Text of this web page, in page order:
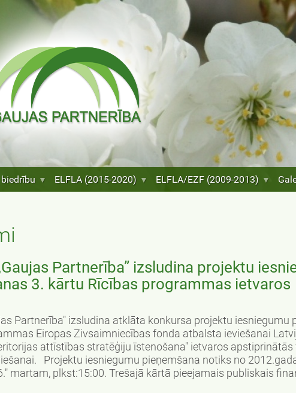
biedrību ELFLA (2015-2020) ELFLA/EZF (2009-2013)
Partnerība” izsludina projektu
3. kārtu Rīcības programmas ietvaros
Partnerība" izsludina atklāta konkursa projektu iesniegumu
Eiropas Zivsaimniecības fonda atbalsta ieviešanai
attīstības stratēģiju īstenošana" ietvaros
Projektu iesniegumu pieņemšana notiks no
martam, plkst:15:00. Trešajā kārtā pieejamais publiskais